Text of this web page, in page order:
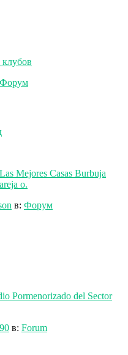
Форум
Mejores Casas Burbuja
o.
в: Форум
Pormenorizado del Sector
в: Forum